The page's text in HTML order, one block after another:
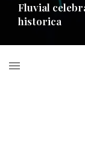
Fluvial
historica